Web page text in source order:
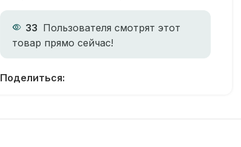
33 Пользователя смотрят этот
товар прямо сейчас!
Поделиться: